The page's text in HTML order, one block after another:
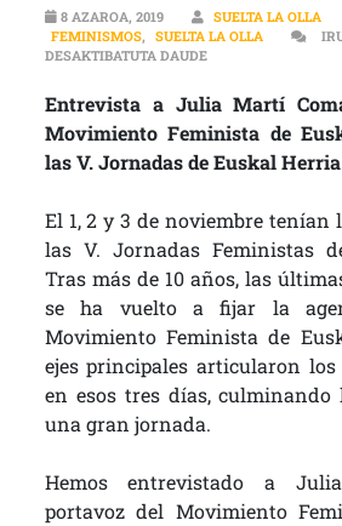
8 AZAROA, 2019 SUELTA LA OLLA
FEMINISMOS, SUELTA LA OLLA
DESAKTIBATUTA DAUDE“TENEMOS QUE
Entrevista a Julia Martí
Movimiento Feminista de
las V. Jornadas de Euskal
El 1, 2 y 3 de noviembre tenían
las V. Jornadas Feministas
Tras más de 10 años, las
se ha vuelto a fijar la
Movimiento Feminista de
ejes principales articularon los
en esos tres días, culminando
una gran jornada.
Hemos entrevistado a
portavoz del Movimiento